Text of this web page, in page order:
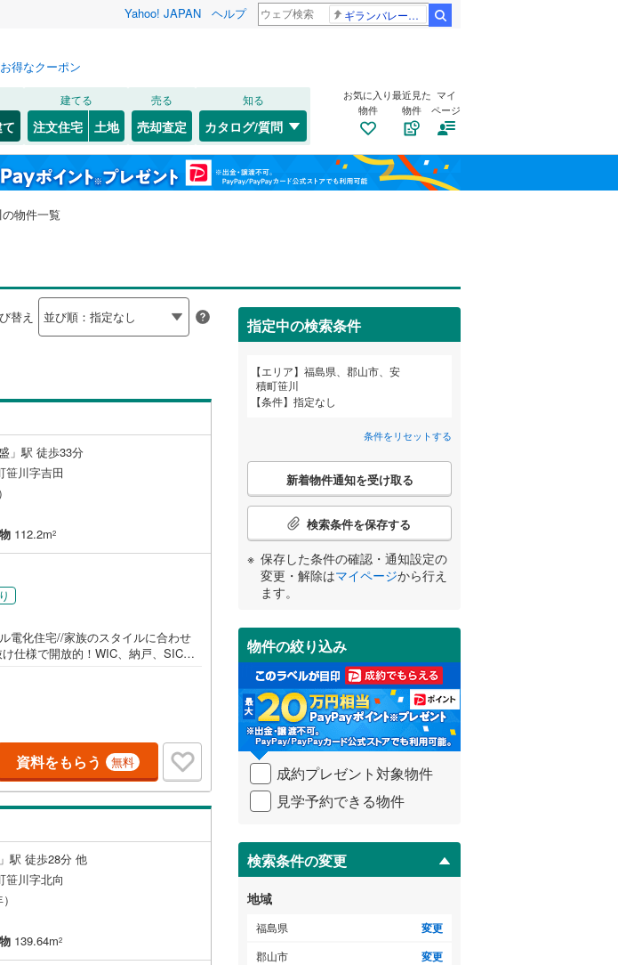
Yahoo! JAPAN ヘルプ ギランバレー症候群
得なクーポン
建てる
注文住宅 土地
売る
売却査定
知る
カタログ/質問
お気に入り
物件
最近見た
物件
マイ
ページ
物件一覧
替え
」駅 徒歩33分
笹川字吉田
112.2m2
電化住宅//家族のスタイルに合わせ
仕様で開放的！WIC、納戸、SICな
資料をもらう 無料
駅 徒歩28分 他
笹川字北向
139.64m2
指定中の検索条件
エリア
福島県、郡山市、安
積町笹川
条件
指定なし
条件をリセットする
こ
検
条
件
受
け
取
る
・
条
件
を
イ
ペ
ジ
に
保
存
す
る
新着物件通知を受け取る
検索条件を保存する
保存した条件の確認・通知設定の
変更・解除はマイページから行え
ます。
物件の絞り込み
成約プレゼント対象物件
見学予約できる物件
検索条件の変更
地域
福島県 変更
郡山市 変更
秋田 山形 福島
千葉
三重
広島 山口
高知
鹿児島 沖縄
る
会津若松市(14) 郡山市(51)
白河市(2) 須賀川市(6)
相馬市 (2
伊達郡桑折町(1) 伊達郡国見町(2)
安達郡大玉村 (2) 岩瀬郡鏡石町(2)
耶麻郡北塩原村
河沼郡湯川村 河沼郡柳津町(0)
大沼郡昭和村(0)
西白河郡西郷村 西白河郡泉崎村(1)
東白川郡棚倉町(0)
東白川郡塙町 東白川郡鮫川村
石川郡玉川村(0) 石川郡平田村(0)
石川郡古殿町( 0) 田村郡三春町(1)
双葉郡楢葉町(1)
双葉郡大熊町( 0)
双葉郡浪江町(0 ) 双葉郡葛尾村 0 )
相馬郡飯舘村(0)
る
安積町笹川(4) 安積町成田(1)
開成(1) 片平町(1)
喜久田町堀之内
台新(1) 富田町(3)
並木( 1) 富久山町福原(3)
緑ケ丘西(2)
富田東(1) 安積北井(1)
この条件で検索する
常磐線(0) 水郡線(4)
磐越西線(2) 只見線(0)
東北新幹線 (2) 山形新幹線(2)
る
この条件で検索する
築古・築30年以上（2）
ビルトインガレージ（0） 太陽光発電システム（0）
防犯カメラ（ 0）
）
平屋・1階建て 3階建て以上（0）
小学校まで1km以内（0）
角地（3） 南道路（1）
対面キッチン
この条件で検索する
保存しました
、 マイページから設定できます。
条件を見る
安積町笹川
件を保存する
お気に入りリストを見る
閉じる
お気に入りリストを見る
閉じる